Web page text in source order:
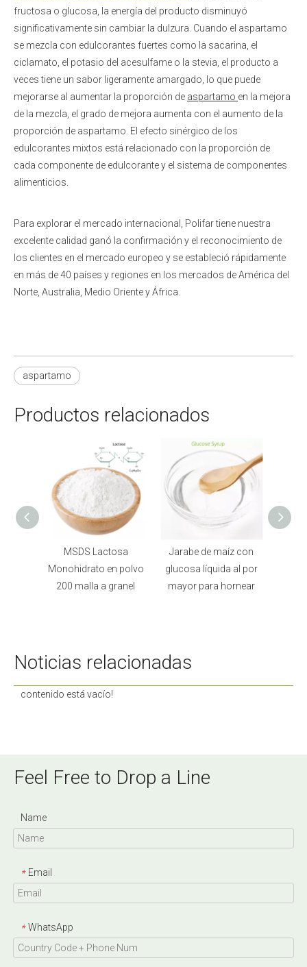
fructosa o glucosa, la energía del producto disminuyó
significativamente sin cambiar la dulzura. Cuando el aspartamo
se mezcla con edulcorantes fuertes como la sacarina, el
ciclamato, el potasio del acesulfame o la stevia, el producto a
veces tiene un sabor ligeramente amargado, lo que puede
mejorarse al aumentar la proporción de aspartamo en la mejora
de la mezcla, el grado de mejora aumenta con el aumento de la
proporción de aspartamo. El efecto sinérgico de los
edulcorantes mixtos está relacionado con la proporción de
cada componente de edulcorante y el sistema de componentes
alimenticios.
Para explorar el mercado internacional, Polifar tiene nuestra
excelente calidad ganó la confirmación y el reconocimiento de
los clientes en el mercado europeo y se estableció rápidamente
en más de 40 países y regiones en los mercados de América del
Norte, Australia, Medio Oriente y África.
aspartamo
Productos relacionados
MSDS Lactosa
Monohidrato en polvo
200 malla a granel
Jarabe de maíz con
glucosa líquida al por
mayor para hornear
Noticias relacionadas
contenido está vacío!
Feel Free to Drop a Line
Name
* Email
* WhatsApp